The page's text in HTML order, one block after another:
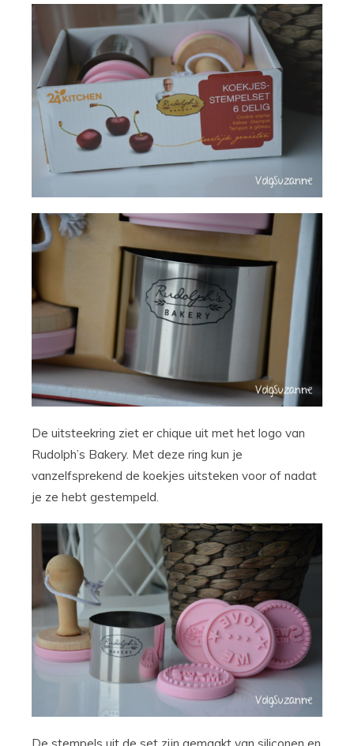
De uitsteekring ziet er chique uit met het logo van
Rudolph’s Bakery. Met deze ring kun je
vanzelfsprekend de koekjes uitsteken voor of nadat
je ze hebt gestempeld.